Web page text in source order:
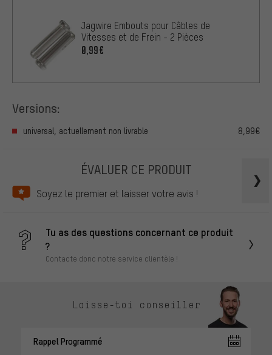
Jagwire Embouts pour Câbles de
Vitesses et de Frein - 2 Pièces
0,99€
Versions:
universal, actuellement non livrable 8,99€
ÉVALUER CE PRODUIT
Soyez le premier et laisser votre avis !
Tu as des questions concernant ce produit
?
Contacte donc notre service clientèle !
Laisse-toi conseiller
Rappel Programmé